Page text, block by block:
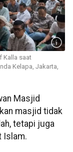
Kalla saat
Kelapa, Jakarta,
Masjid
masjid tidak
tetapi juga
Islam.